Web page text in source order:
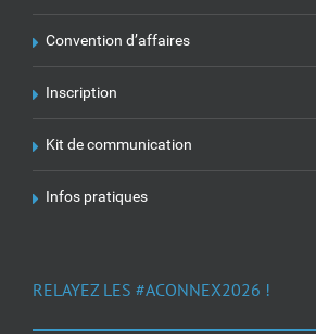
Convention d’affaires
Inscription
Kit de communication
Infos pratiques
RELAYEZ LES #ACONNEX2026 !